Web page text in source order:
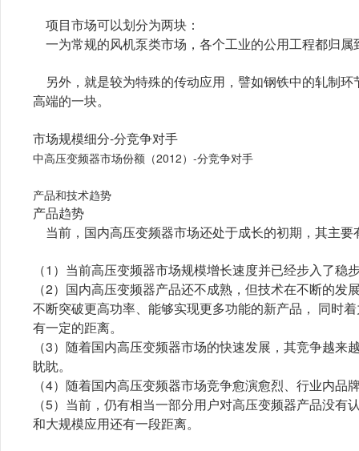
项目市场可以划分为两块：
一为常规的风机泵类市场，各个工业的公用工程都归属
另外，就是较为特殊的传动应用，譬如钢铁中的轧制
高端的一块。
市场规模细分-分竞争对手
中高压变频器市场份额（2012）-分竞争对手
产品和技术趋势
产品趋势
当前，国内高压变频器市场还处于成长的初期，其主要
（1）当前高压变频器市场规模增长速度并已经步入了稳
（2）国内高压变频器产品还不成熟，但技术在不断的
不断突破更高功率、能够实现更多功能的新产品， 同时
有一定的距离。
（3）随着国内高压变频器市场的快速发展，其竞争越
眈眈。
（4）随着国内高压变频器市场竞争愈演愈烈、行业内
（5）当前，仍有相当一部分用户对高压变频器产品没
和大规模应用还有一段距离。